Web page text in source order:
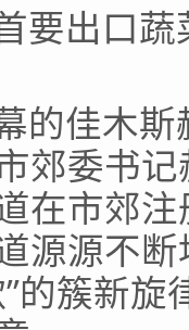
出口蔬
佳木斯
郊委书
在市郊注
源源不
的簇新